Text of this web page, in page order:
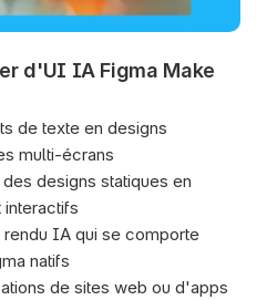
d'UI IA Figma Make
de texte en designs
multi-écrans
IA qui se comporte
natifs
de sites web ou d'apps